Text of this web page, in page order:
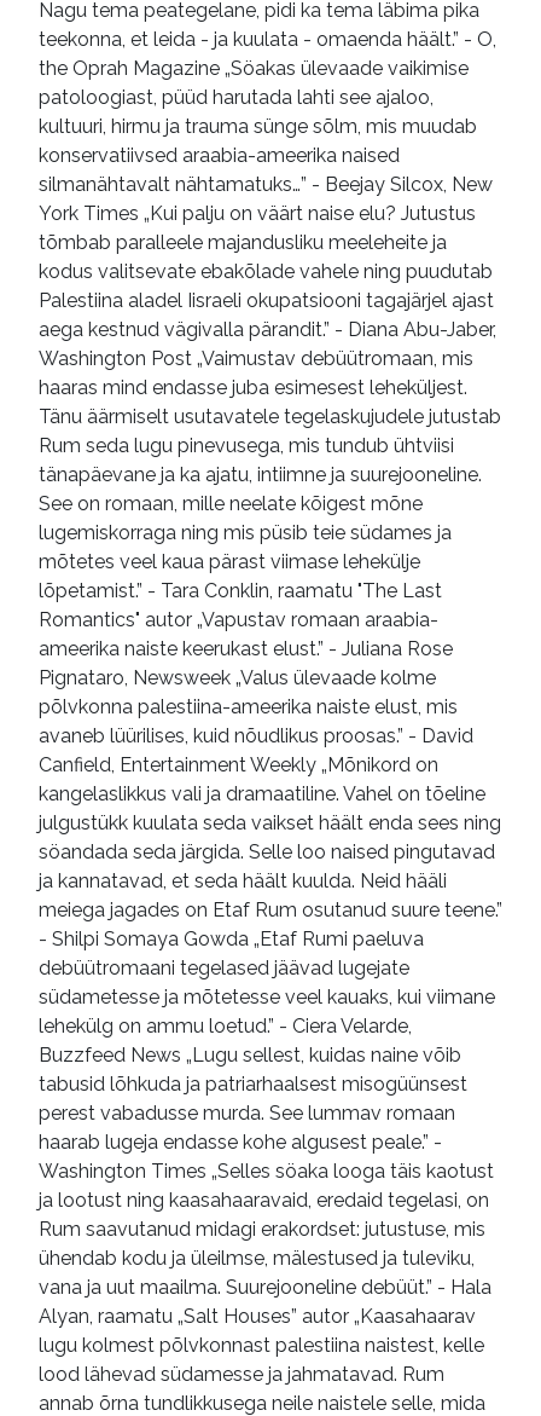
Nagu tema peategelane, pidi ka tema läbima pika
teekonna, et leida - ja kuulata - omaenda häält.” - O,
the Oprah Magazine „Söakas ülevaade vaikimise
patoloogiast, püüd harutada lahti see ajaloo,
kultuuri, hirmu ja trauma sünge sõlm, mis muudab
konservatiivsed araabia-ameerika naised
silmanähtavalt nähtamatuks…” - Beejay Silcox, New
York Times „Kui palju on väärt naise elu? Jutustus
tõmbab paralleele majandusliku meeleheite ja
kodus valitsevate ebakõlade vahele ning puudutab
Palestiina aladel Iisraeli okupatsiooni tagajärjel ajast
aega kestnud vägivalla pärandit.” - Diana Abu-Jaber,
Washington Post „Vaimustav debüütromaan, mis
haaras mind endasse juba esimesest leheküljest.
Tänu äärmiselt usutavatele tegelaskujudele jutustab
Rum seda lugu pinevusega, mis tundub ühtviisi
tänapäevane ja ka ajatu, intiimne ja suurejooneline.
See on romaan, mille neelate kõigest mõne
lugemiskorraga ning mis püsib teie südames ja
mõtetes veel kaua pärast viimase lehekülje
lõpetamist.” - Tara Conklin, raamatu "The Last
Romantics" autor „Vapustav romaan araabia-
ameerika naiste keerukast elust.” - Juliana Rose
Pignataro, Newsweek „Valus ülevaade kolme
põlvkonna palestiina-ameerika naiste elust, mis
avaneb lüürilises, kuid nõudlikus proosas.” - David
Canfield, Entertainment Weekly „Mõnikord on
kangelaslikkus vali ja dramaatiline. Vahel on tõeline
julgustükk kuulata seda vaikset häält enda sees ning
söandada seda järgida. Selle loo naised pingutavad
ja kannatavad, et seda häält kuulda. Neid hääli
meiega jagades on Etaf Rum osutanud suure teene.”
- Shilpi Somaya Gowda „Etaf Rumi paeluva
debüütromaani tegelased jäävad lugejate
südametesse ja mõtetesse veel kauaks, kui viimane
lehekülg on ammu loetud.” - Ciera Velarde,
Buzzfeed News „Lugu sellest, kuidas naine võib
tabusid lõhkuda ja patriarhaalsest misogüünsest
perest vabadusse murda. See lummav romaan
haarab lugeja endasse kohe algusest peale.” -
Washington Times „Selles söaka looga täis kaotust
ja lootust ning kaasahaaravaid, eredaid tegelasi, on
Rum saavutanud midagi erakordset: jutustuse, mis
ühendab kodu ja üleilmse, mälestused ja tuleviku,
vana ja uut maailma. Suurejooneline debüüt.” - Hala
Alyan, raamatu „Salt Houses” autor „Kaasahaarav
lugu kolmest põlvkonnast palestiina naistest, kelle
lood lähevad südamesse ja jahmatavad. Rum
annab õrna tundlikkusega neile naistele selle, mida